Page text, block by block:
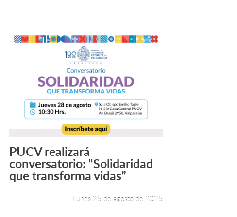
Leer más +
PUCV realizará
conversatorio: “Solidaridad
que transforma vidas”
Lunes 25 de agosto de 2025